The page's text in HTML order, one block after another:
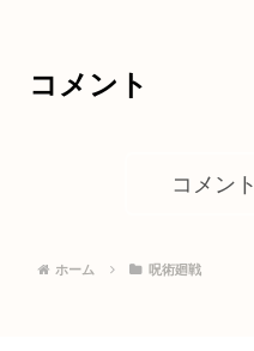
コメント
コメン
ホーム 呪術廻戦